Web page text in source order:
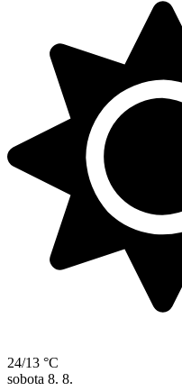
24/13 °C
sobota 8. 8.